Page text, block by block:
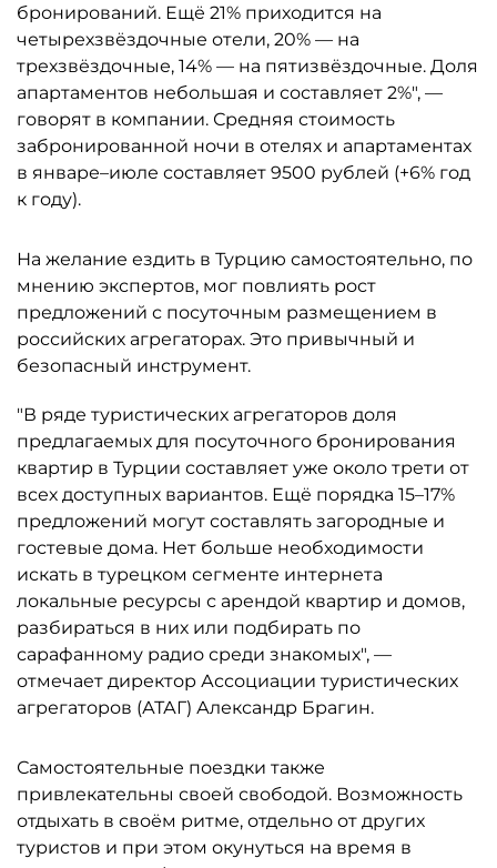
бронирований. Ещё 21% приходится на
четырехзвёздочные отели, 20% — на
трехзвёздочные, 14% — на пятизвёздочные. Доля
апартаментов небольшая и составляет 2%", —
говорят в компании. Средняя стоимость
забронированной ночи в отелях и апартаментах
в январе–июле составляет 9500 рублей (+6% год
к году).
На желание ездить в Турцию самостоятельно, по
мнению экспертов, мог повлиять рост
предложений с посуточным размещением в
российских агрегаторах. Это привычный и
безопасный инструмент.
"В ряде туристических агрегаторов доля
предлагаемых для посуточного бронирования
квартир в Турции составляет уже около трети от
всех доступных вариантов. Ещё порядка 15–17%
предложений могут составлять загородные и
гостевые дома. Нет больше необходимости
искать в турецком сегменте интернета
локальные ресурсы с арендой квартир и домов,
разбираться в них или подбирать по
сарафанному радио среди знакомых", —
отмечает директор Ассоциации туристических
агрегаторов (АТАГ) Александр Брагин.
Самостоятельные поездки также
привлекательны своей свободой. Возможность
отдыхать в своём ритме, отдельно от других
туристов и при этом окунуться на время в